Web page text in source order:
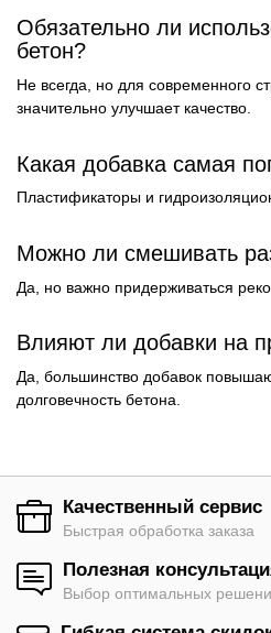
Обязательно ли
бетон?
Не всегда, но для современного
значительно улучшает качество.
Какая добавка самая
Пластификаторы и
Можно ли смешивать
Да, но важно придерживаться
Влияют ли добавки на
Да, большинство добавок
долговечность бетона.
Качественный сервис
Быстрая обработка заказа
Полезная
Выбор оптимальных